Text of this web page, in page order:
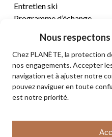
Nous
Chez PLANÈTE, la protection
nos engagements. Accepter
navigation et à ajuster notre
pouvez naviguer en toute
est notre priorité.
Sous-total:
Entretien ski
Programme d’échange
CENTRE D’AIDE
Termes et conditions de
Retours et remboursements
Politique de confidentialité